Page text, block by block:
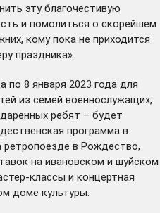
эту благочестивую
и помолиться о скорейшем
кому пока не приходится
праздника».
по 8 января 2023 года для
из семей военнослужащих,
ребят – будет
программа в
ретропоезде в Рождество,
на ивановском и шуйском
классы и концертная
доме культуры.